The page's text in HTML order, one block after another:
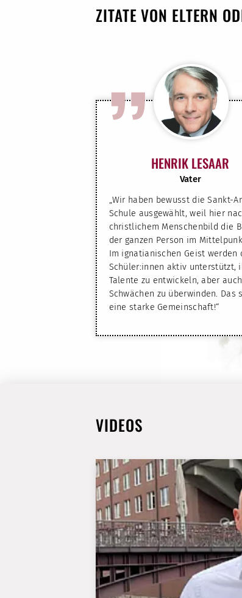
ZITATE VON ELTERN
” HENRIK LESAAR
Vater
„Wir haben bewusst die Sankt-
Schule ausgewählt, weil hier
christlichem Menschenbild die
der ganzen Person im
Im ignatianischen Geist werden
Schüler:innen aktiv unterstützt,
Talente zu entwickeln, aber
Schwächen zu überwinden. Das
eine starke Gemeinschaft!“
VIDEOS